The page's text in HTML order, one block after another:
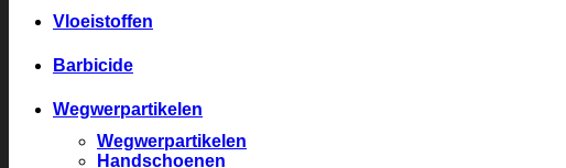
Vloeistoffen
Barbicide
Wegwerpartikelen
Wegwerpartikelen
Handschoenen